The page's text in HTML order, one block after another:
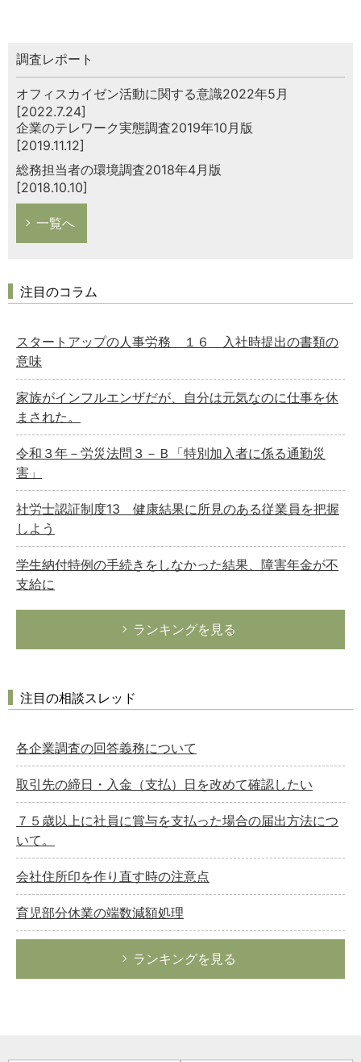
調査レポート
オフィスカイゼン活動に関する意識2022年5月
[2022.7.24]
企業のテレワーク実態調査2019年10月版
[2019.11.12]
総務担当者の環境調査2018年4月版
[2018.10.10]
一覧へ
注目のコラム
スタートアップの人事労務 １６ 入社時提出の書類の
意味
家族がインフルエンザだが、自分は元気なのに仕事を休
まされた。
令和３年－労災法問３－Ｂ「特別加入者に係る通勤災
害」
社労士認証制度13 健康結果に所見のある従業員を把握
しよう
学生納付特例の手続きをしなかった結果、障害年金が不
支給に
ランキングを見る
注目の相談スレッド
各企業調査の回答義務について
取引先の締日・入金（支払）日を改めて確認したい
７５歳以上に社員に賞与を支払った場合の届出方法につ
いて。
会社住所印を作り直す時の注意点
育児部分休業の端数減額処理
ランキングを見る